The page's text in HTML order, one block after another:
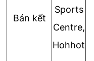
Bán kết
Sports
Centre,
Hohhot